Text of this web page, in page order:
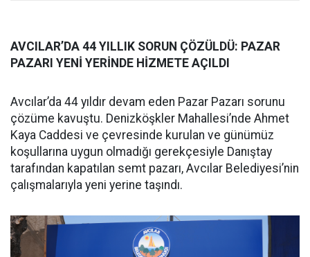
AVCILAR’DA 44 YILLIK SORUN ÇÖZÜLDÜ: PAZAR
PAZARI YENİ YERİNDE HİZMETE AÇILDI
Avcılar’da 44 yıldır devam eden Pazar Pazarı sorunu
çözüme kavuştu. Denizköşkler Mahallesi’nde Ahmet
Kaya Caddesi ve çevresinde kurulan ve günümüz
koşullarına uygun olmadığı gerekçesiyle Danıştay
tarafından kapatılan semt pazarı, Avcılar Belediyesi’nin
çalışmalarıyla yeni yerine taşındı.